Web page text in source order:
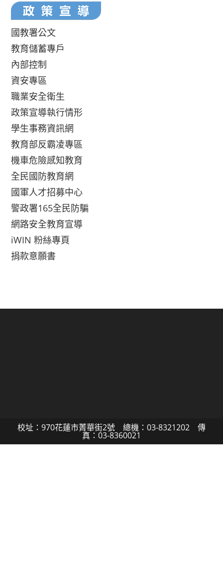
國教署公文
教育儲蓄專戶
內部控制
資安專區
職業安全衛生
政策宣導執行情形
學生事務資訊網
教育部反霸凌專區
機車危險感知教育
全民國防教育網
國軍人才招募中心
警政署165全民防騙
網路安全教育宣導
iWIN 粉絲專頁
捐款意願書
校址：970花蓮市菁華街2號 總機：03-8321202 傳
真：03-8360021